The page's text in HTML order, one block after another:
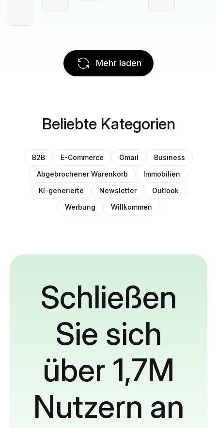
Mehr laden
Beliebte Kategorien
B2B E-Commerce Gmail
Business
Abgebrochener Warenkorb
Immobilien
KI-generierte
Newsletter
Outlook
Werbung
Willkommen
Schließen
Sie sich
über 1,7M
Nutzern an